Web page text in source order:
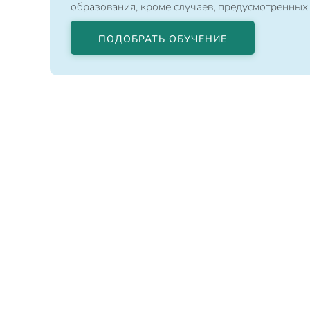
образования, кроме случаев,
ПОДОБРАТЬ ОБУЧЕНИЕ